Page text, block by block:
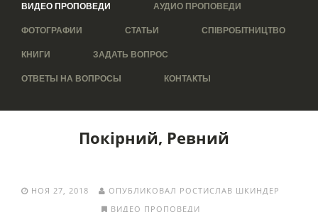
ВИДЕО ПРОПОВЕДИ АУДИО ПРОПОВЕДИ
ФОТОГРАФИИ СТАТЬИ СПІВРОБІТНИЦТВО
КНИГИ ЗАДАТЬ ВОПРОС
ОТВЕТЫ НА ВОПРОСЫ КОНТАКТЫ
Покірний, Ревний
НОЯ 27, 2018
ОПУБЛИКОВАЛ РОСТИСЛАВ ШКИНДЕР
ВИДЕО ПРОПОВЕДИ